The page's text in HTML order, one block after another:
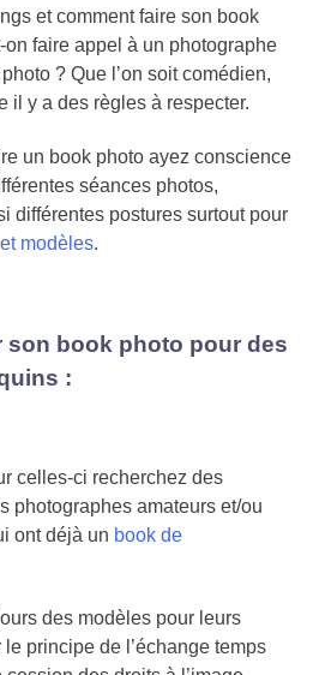
et comment faire son book
faire appel à un photographe
? Que l’on soit comédien,
il y a des règles à respecter.
un book photo ayez conscience
séances photos,
différentes postures surtout pour
modèles.
son book photo pour des
:
celles-ci recherchez des
photographes amateurs et/ou
ont déjà un book de
des modèles pour leurs
principe de l’échange temps